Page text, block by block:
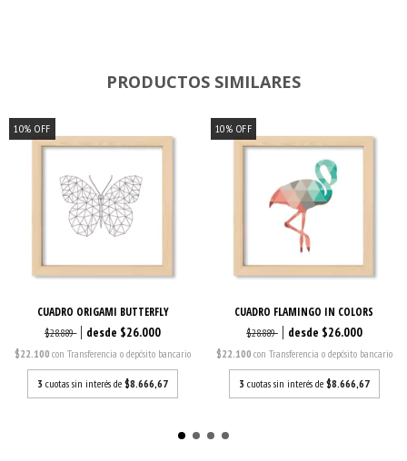
PRODUCTOS SIMILARES
10% OFF
CUADRO ORIGAMI BUTTERFLY
$28.889 $26.000
$22.100con Transferencia o depósito bancario
3 cuotas sin interés de$8.666,67
10% OFF
CUADRO FLAMINGO IN COLORS
$28.889 $26.000
$22.100 con Transferencia o depósito bancario
3 cuotas sin interés de $8.666,67